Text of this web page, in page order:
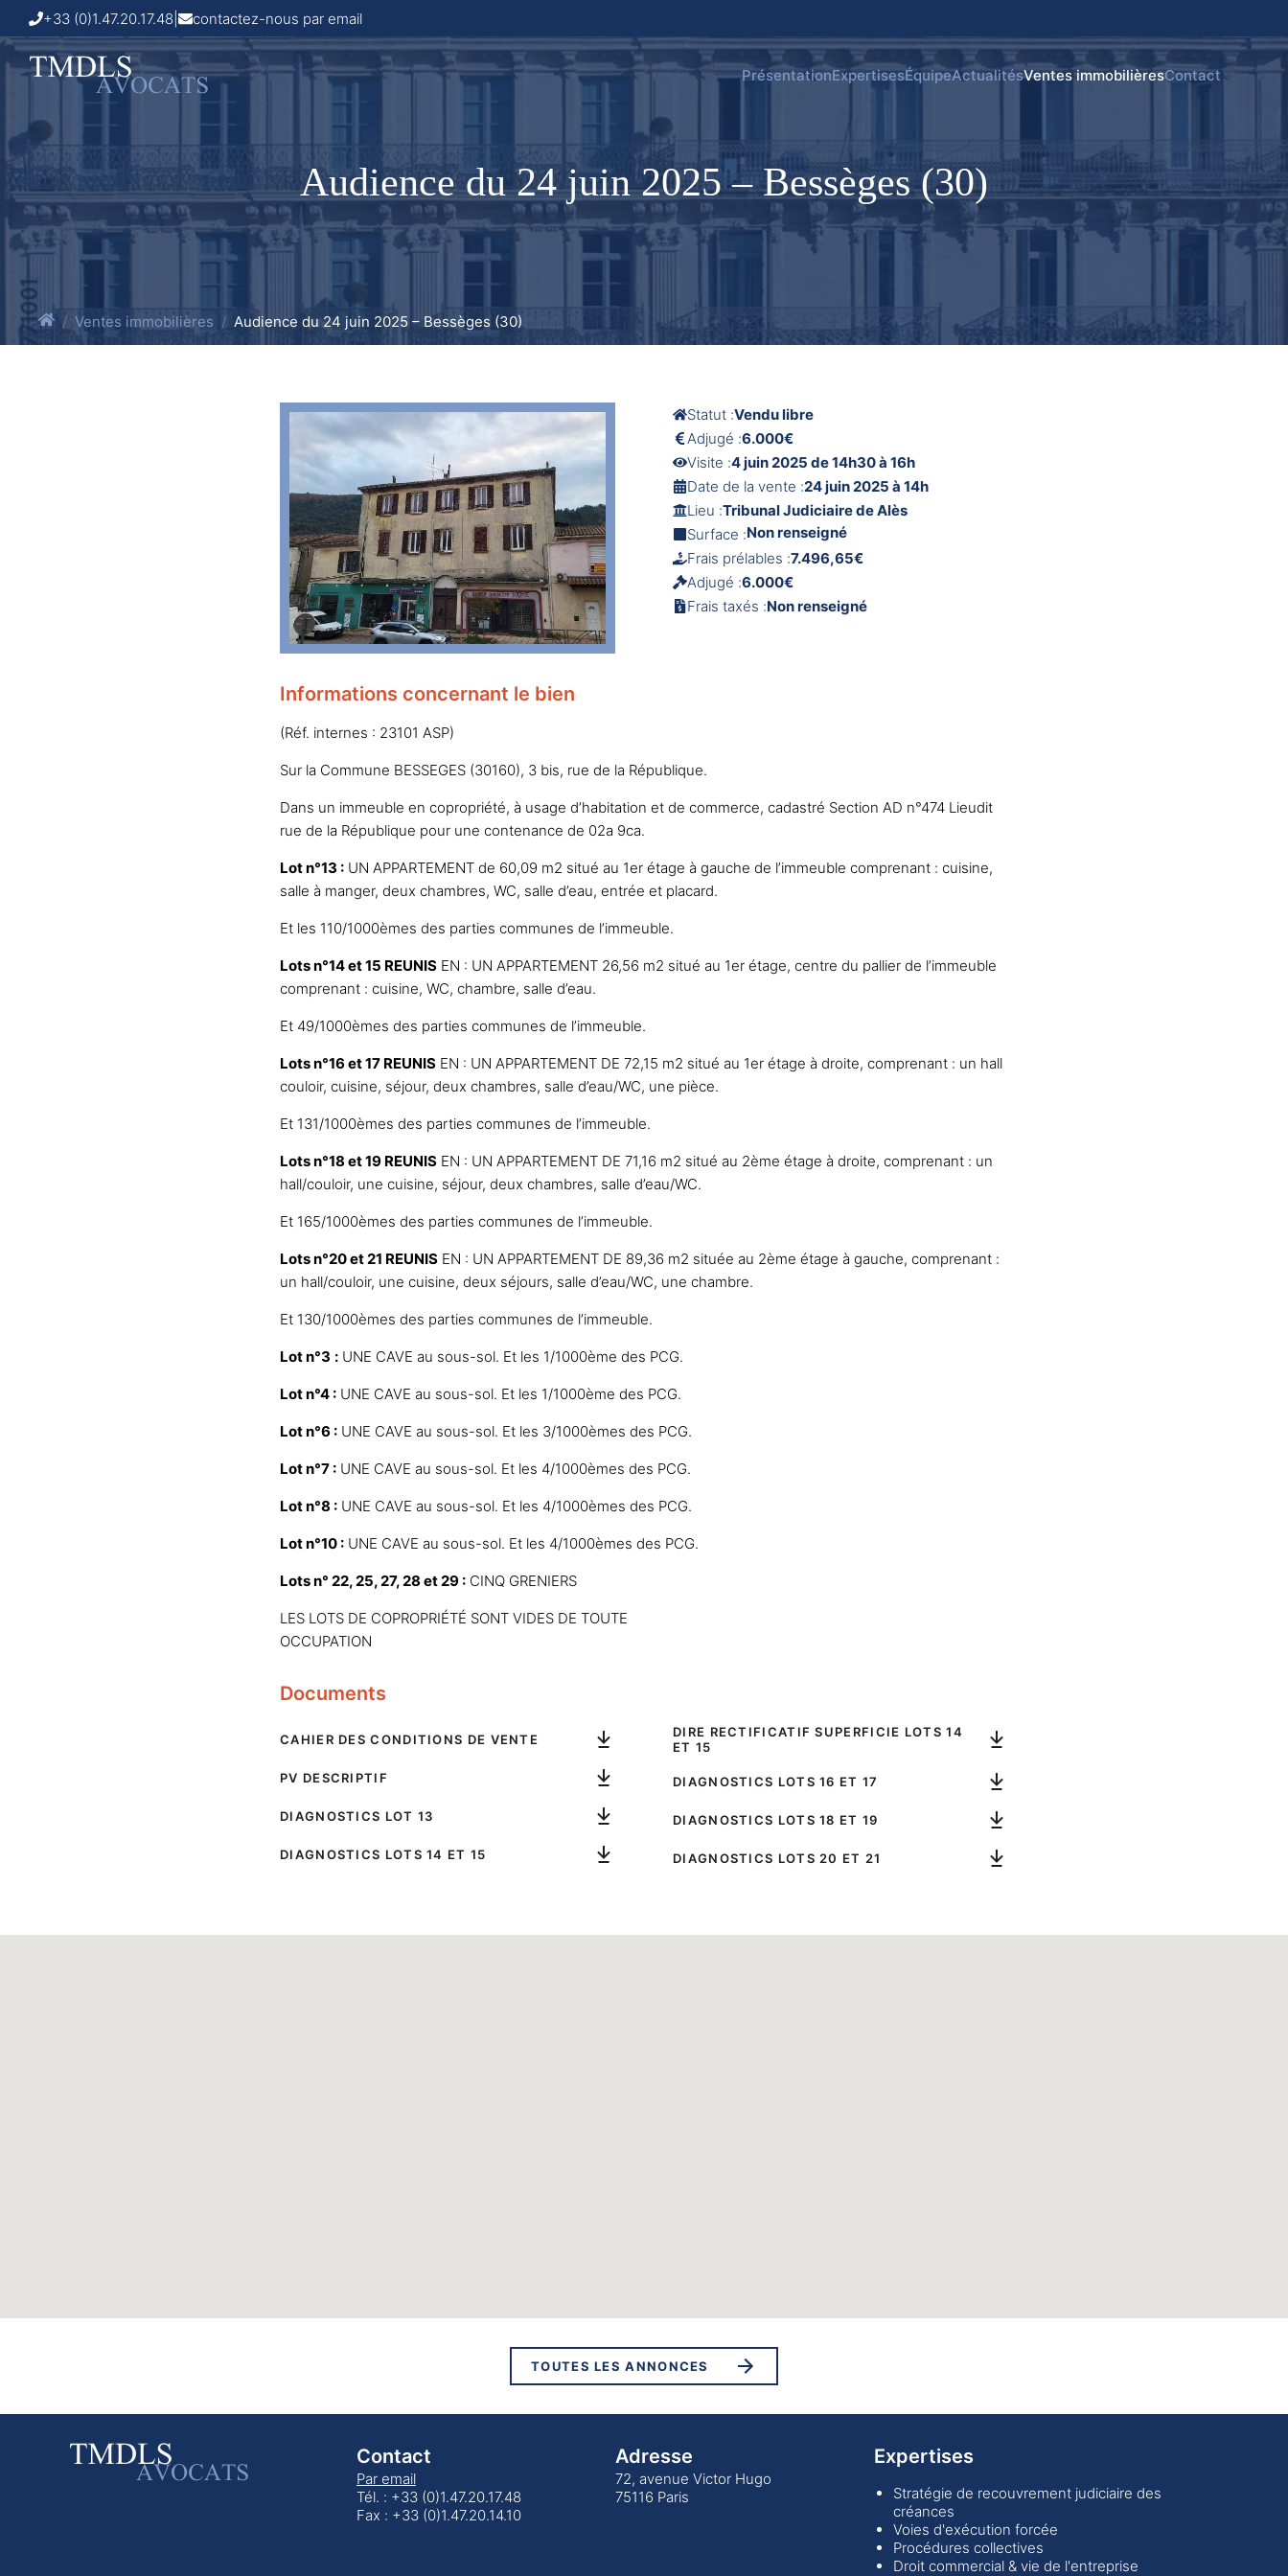
+33 (0)1.47.20.17.48 contactez-nous par email
PrésentationExpertisesÉquipeActualitésVentes immobilièresContact
Audience du 24 juin 2025 – Bessèges (30)
Ventes immobilières Audience du 24 juin 2025 – Bessèges (30)
Statut :Vendu libre
Adjugé :6.000€
Visite :4 juin 2025 de 14h30 à 16h
Date de la vente :24 juin 2025 à 14h
Lieu :Tribunal Judiciaire de Alès
Surface :Non renseigné
Frais prélables :7.496,65€
Adjugé :6.000€
Frais taxés :Non renseigné
Informations concernant le bien
(Réf. internes : 23101 ASP)
Sur la Commune BESSEGES (30160), 3 bis, rue de la République.
Dans un immeuble en copropriété, à usage d’habitation et de commerce, cadastré Section AD n°474 Lieudit
rue de la République pour une contenance de 02a 9ca.
Lot n°13 : UN APPARTEMENT de 60,09 m2 situé au 1er étage à gauche de l’immeuble comprenant : cuisine,
salle à manger, deux chambres, WC, salle d’eau, entrée et placard.
Et les 110/1000èmes des parties communes de l’immeuble.
Lots n°14 et 15 REUNIS EN : UN APPARTEMENT 26,56 m2 situé au 1er étage, centre du pallier de l’immeuble
comprenant : cuisine, WC, chambre, salle d’eau.
Et 49/1000èmes des parties communes de l’immeuble.
Lots n°16 et 17 REUNIS EN : UN APPARTEMENT DE 72,15 m2 situé au 1er étage à droite, comprenant : un hall
couloir, cuisine, séjour, deux chambres, salle d’eau/WC, une pièce.
Et 131/1000èmes des parties communes de l’immeuble.
Lots n°18 et 19 REUNIS EN : UN APPARTEMENT DE 71,16 m2 situé au 2ème étage à droite, comprenant : un
hall/couloir, une cuisine, séjour, deux chambres, salle d’eau/WC.
Et 165/1000èmes des parties communes de l’immeuble.
Lots n°20 et 21 REUNIS EN : UN APPARTEMENT DE 89,36 m2 située au 2ème étage à gauche, comprenant :
un hall/couloir, une cuisine, deux séjours, salle d’eau/WC, une chambre.
Et 130/1000èmes des parties communes de l’immeuble.
Lot n°3 : UNE CAVE au sous-sol. Et les 1/1000ème des PCG.
Lot n°4 : UNE CAVE au sous-sol. Et les 1/1000ème des PCG.
Lot n°6 : UNE CAVE au sous-sol. Et les 3/1000èmes des PCG.
Lot n°7 : UNE CAVE au sous-sol. Et les 4/1000èmes des PCG.
Lot n°8 : UNE CAVE au sous-sol. Et les 4/1000èmes des PCG.
Lot n°10 : UNE CAVE au sous-sol. Et les 4/1000èmes des PCG.
Lots n° 22, 25, 27, 28 et 29 : CINQ GRENIERS
LES LOTS DE COPROPRIÉTÉ SONT VIDES DE TOUTE
OCCUPATION
Documents
CAHIER DES CONDITIONS DE VENTE
PV DESCRIPTIF
DIAGNOSTICS LOT 13
DIAGNOSTICS LOTS 14 ET 15
DIRE RECTIFICATIF SUPERFICIE LOTS 14
ET 15
DIAGNOSTICS LOTS 16 ET 17
DIAGNOSTICS LOTS 18 ET 19
DIAGNOSTICS LOTS 20 ET 21
TOUTES LES ANNONCES
Contact
Par email
Tél. : +33 (0)1.47.20.17.48
Fax : +33 (0)1.47.20.14.10
Adresse
72, avenue Victor Hugo
75116 Paris
Expertises
Stratégie de recouvrement judiciaire des
créances
Voies d'exécution forcée
Procédures collectives
Droit commercial & vie de l'entreprise